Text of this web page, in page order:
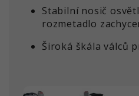
Stabilní nosič
rozmetadlo
Široká škála válců